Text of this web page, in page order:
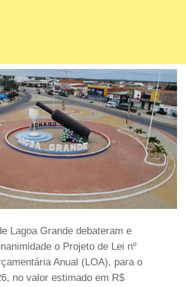
Lagoa Grande debateram e
o Projeto de Lei nº
Anual (LOA), para o
no valor estimado em R$